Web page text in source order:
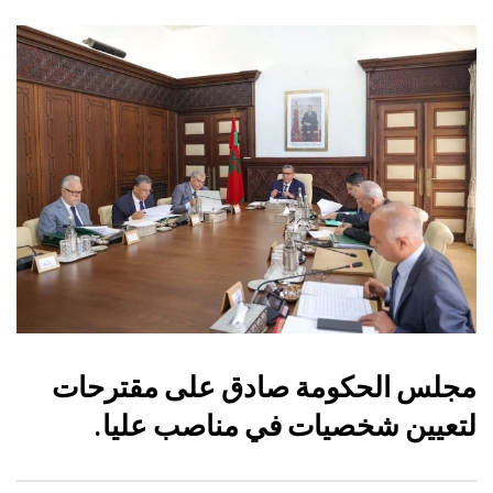
مجلس الحكومة صادق على مقترحات
لتعيين شخصيات في مناصب عليا.